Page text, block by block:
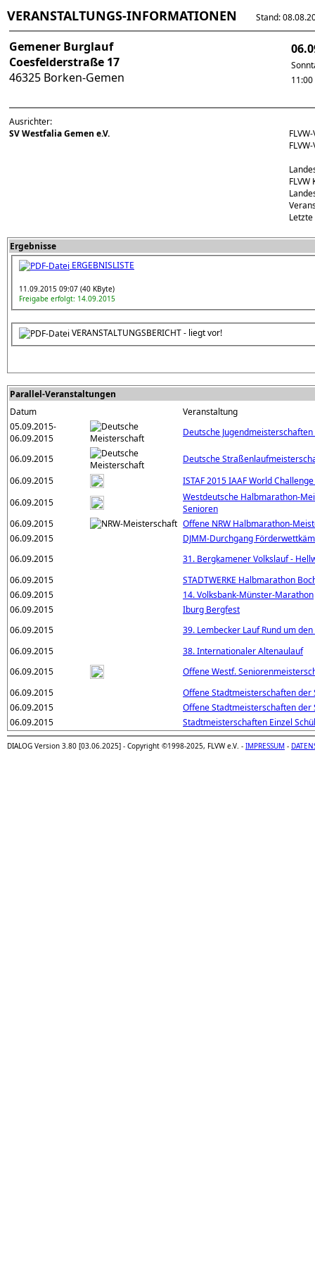
VERANSTALTUNGS-INFORMATIONEN Stand:
Gemener Burglauf
Coesfelderstraße 17
46325 Borken-Gemen
Ausrichter:
SV Westfalia Gemen e.V.
FLVW
Ergebnisse
ERGEBNISLISTE
11.09.2015 09:07 (40 KByte)
Freigabe erfolgt: 14.09.2015
VERANSTALTUNGSBERICHT - liegt vor!
Parallel-Veranstaltungen
Datum
Veranstaltung
05.09.2015-
06.09.2015
Deutsche
06.09.2015
Deutsche
06.09.2015
ISTAF 2015 IAAF World
06.09.2015
Westdeutsche Halbmarathon-
Senioren
06.09.2015
Offene NRW Halbmarathon-
06.09.2015
DJMM-Durchgang
06.09.2015
31. Bergkamener Volkslauf -
06.09.2015
STADTWERKE Halbmarathon
06.09.2015
14. Volksbank-Münster-Marathon
06.09.2015
Iburg Bergfest
06.09.2015
39. Lembecker Lauf Rund um
06.09.2015
38. Internationaler Altenaulauf
06.09.2015
Offene Westf.
06.09.2015
Offene Stadtmeisterschaften der
06.09.2015
Offene Stadtmeisterschaften der
06.09.2015
Stadtmeisterschaften Einzel
DIALOG Version 3.80 [03.06.2025] - Copyright ©1998-2025, FLVW e.V. - IMPRESSUM -